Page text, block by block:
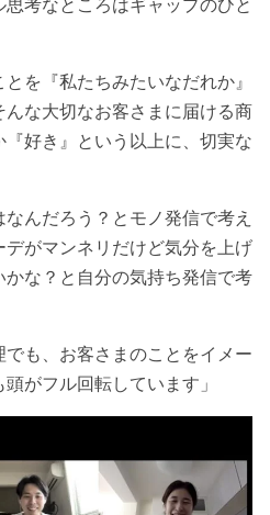
思考なところはギャップのひと
を『私たちみたいなだれか』
な大切なお客さまに届ける商
好き』という以上に、切実な
んだろう？とモノ発信で考え
がマンネリだけど気分を上げ
な？と自分の気持ち発信で考
も、お客さまのことをイメー
がフル回転しています」